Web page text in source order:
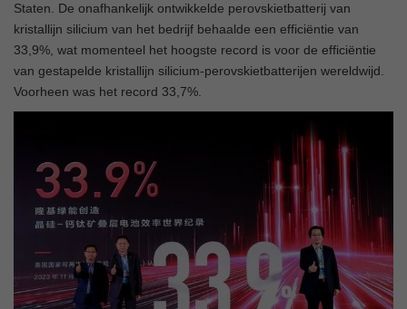
Staten. De onafhankelijk ontwikkelde perovskietbatterij van
kristallijn silicium van het bedrijf behaalde een efficiëntie van
33,9%, wat momenteel het hoogste record is voor de efficiëntie
van gestapelde kristallijn silicium-perovskietbatterijen wereldwijd.
Voorheen was het record 33,7%.